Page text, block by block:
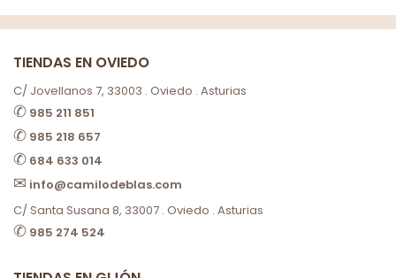
TIENDAS EN OVIEDO
C/ Jovellanos 7, 33003 . Oviedo . Asturias
✆ 985 211 851
✆ 985 218 657
✆ 684 633 014
✉ info@camilodeblas.com
C/ Santa Susana 8, 33007 . Oviedo . Asturias
✆ 985 274 524